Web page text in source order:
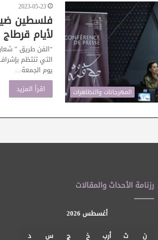
المهرجانات والتظاهرات
2023-05-23
فلسطين
لأيام
“الفن طريق ” شعار
التي تنتظم
يوم الجمعة…
اقرأ المزيد
رزنامة الأحداث والمقالات
أغسطس 2026
ن
ث أرب خ ج س د